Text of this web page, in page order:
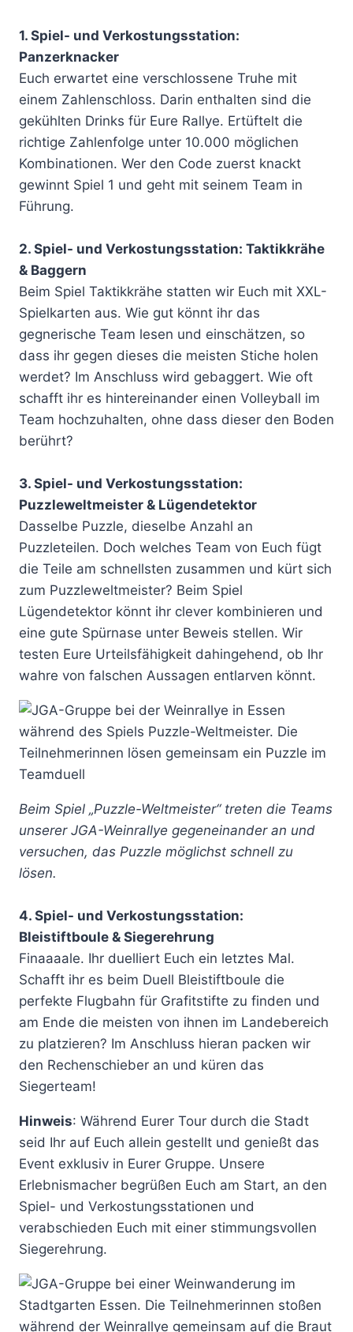
1. Spiel- und Verkostungsstation:
Panzerknacker
Euch erwartet eine verschlossene Truhe mit
einem Zahlenschloss. Darin enthalten sind die
gekühlten Drinks für Eure Rallye. Ertüftelt die
richtige Zahlenfolge unter 10.000 möglichen
Kombinationen. Wer den Code zuerst knackt
gewinnt Spiel 1 und geht mit seinem Team in
Führung.
2. Spiel- und Verkostungsstation: Taktikkrähe
& Baggern
Beim Spiel Taktikkrähe statten wir Euch mit XXL-
Spielkarten aus. Wie gut könnt ihr das
gegnerische Team lesen und einschätzen, so
dass ihr gegen dieses die meisten Stiche holen
werdet? Im Anschluss wird gebaggert. Wie oft
schafft ihr es hintereinander einen Volleyball im
Team hochzuhalten, ohne dass dieser den Boden
berührt?
3. Spiel- und Verkostungsstation:
Puzzleweltmeister & Lügendetektor
Dasselbe Puzzle, dieselbe Anzahl an
Puzzleteilen. Doch welches Team von Euch fügt
die Teile am schnellsten zusammen und kürt sich
zum Puzzleweltmeister? Beim Spiel
Lügendetektor könnt ihr clever kombinieren und
eine gute Spürnase unter Beweis stellen. Wir
testen Eure Urteilsfähigkeit dahingehend, ob Ihr
wahre von falschen Aussagen entlarven könnt.
Beim Spiel „Puzzle-Weltmeister“ treten die Teams
unserer JGA-Weinrallye gegeneinander an und
versuchen, das Puzzle möglichst schnell zu
lösen.
4. Spiel- und Verkostungsstation:
Bleistiftboule & Siegerehrung
Finaaaale. Ihr duelliert Euch ein letztes Mal.
Schafft ihr es beim Duell Bleistiftboule die
perfekte Flugbahn für Grafitstifte zu finden und
am Ende die meisten von ihnen im Landebereich
zu platzieren? Im Anschluss hieran packen wir
den Rechenschieber an und küren das
Siegerteam!
Hinweis: Während Eurer Tour durch die Stadt
seid Ihr auf Euch allein gestellt und genießt das
Event exklusiv in Eurer Gruppe. Unsere
Erlebnismacher begrüßen Euch am Start, an den
Spiel- und Verkostungsstationen und
verabschieden Euch mit einer stimmungsvollen
Siegerehrung.